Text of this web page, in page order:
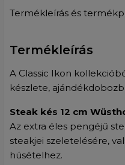
Termékleírás és
Termékleírás
A Classic Ikon
készlete,
Steak kés 12 cm
Az extra éles pengéjű
steakjei szeletelésére,
húsételhez.